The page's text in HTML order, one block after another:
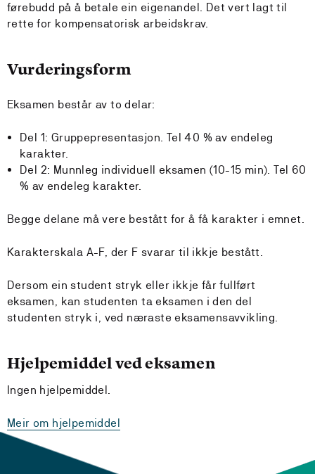
førebudd på å betale ein eigenandel. Det vert lagt til
rette for kompensatorisk arbeidskrav.
Vurderingsform
Eksamen består av to delar:
Del 1: Gruppepresentasjon. Tel 40 % av endeleg
karakter.
Del 2: Munnleg individuell eksamen (10-15 min). Tel 60
% av endeleg karakter.
Begge delane må vere bestått for å få karakter i emnet.
Karakterskala A-F, der F svarar til ikkje bestått.
Dersom ein student stryk eller ikkje får fullført
eksamen, kan studenten ta eksamen i den del
studenten stryk i, ved næraste eksamensavvikling.
Hjelpemiddel ved eksamen
Ingen hjelpemiddel.
Meir om hjelpemiddel